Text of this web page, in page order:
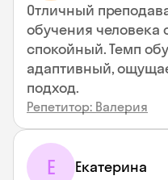
Отличный
обучения человека
спокойный. Темп
адаптивный,
подход.
Репетитор: Валерия
Е Екатерина